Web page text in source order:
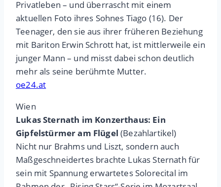
Privatleben – und überrascht mit einem
aktuellen Foto ihres Sohnes Tiago (16). Der
Teenager, den sie aus ihrer früheren Beziehung
mit Bariton Erwin Schrott hat, ist mittlerweile ein
junger Mann – und misst dabei schon deutlich
mehr als seine berühmte Mutter.
oe24.at
Wien
Lukas Sternath im Konzerthaus: Ein
Gipfelstürmer am Flügel (Bezahlartikel)
Nicht nur Brahms und Liszt, sondern auch
Maßgeschneidertes brachte Lukas Sternath für
sein mit Spannung erwartetes Solorecital im